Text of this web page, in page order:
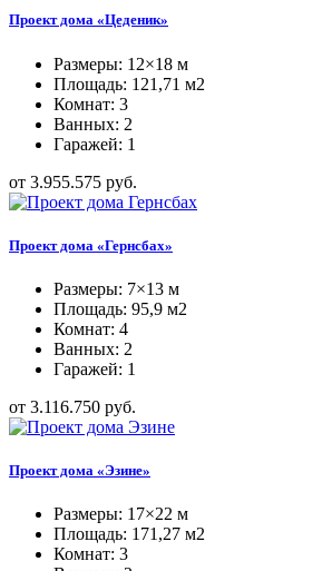
Проект дома «Цеденик»
Размеры: 12×18 м
Площадь: 121,71 м2
Комнат: 3
Ванных: 2
Гаражей: 1
от 3.955.575 руб.
Проект дома «Гернсбах»
Размеры: 7×13 м
Площадь: 95,9 м2
Комнат: 4
Ванных: 2
Гаражей: 1
от 3.116.750 руб.
Проект дома «Эзине»
Размеры: 17×22 м
Площадь: 171,27 м2
Комнат: 3